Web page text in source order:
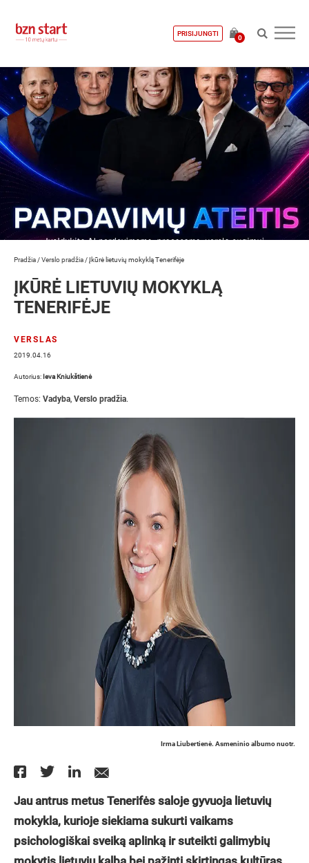
PRISIJUNGTI
0
Pradžia /Verslo pradžia / Įkūrė lietuvių mokyklą Tenerifėje
ĮKŪRĖ LIETUVIŲ MOKYKLĄ
TENERIFĖJE
VERSLAS
2019.04.16
Autorius: Ieva Kniukštienė
Temos: Vadyba, Verslo pradžia.
Irma Liubertienė. Asmeninio albumo nuotr.
Jau antrus metus Tenerifės saloje gyvuoja lietuvių
mokykla, kurioje siekiama sukurti vaikams
psichologiškai sveiką aplinką ir suteikti galimybių